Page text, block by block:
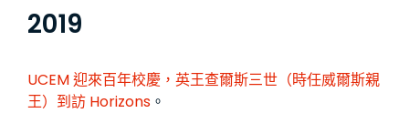
2019
UCEM 迎來百年校慶，英王查爾斯三世（時任威爾斯親
王）到訪 Horizons 。